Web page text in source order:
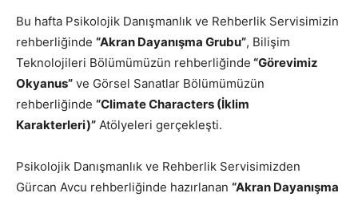
Bu hafta Psikolojik Danışmanlık ve Rehberlik Servisimizin
rehberliğinde “Akran Dayanışma Grubu”, Bilişim
Teknolojileri Bölümümüzün rehberliğinde “Görevimiz
Okyanus” ve Görsel Sanatlar Bölümümüzün
rehberliğinde “Climate Characters (İklim
Karakterleri)” Atölyeleri gerçekleşti.
Psikolojik Danışmanlık ve Rehberlik Servisimizden
Gürcan Avcu rehberliğinde hazırlanan “Akran Dayanışma